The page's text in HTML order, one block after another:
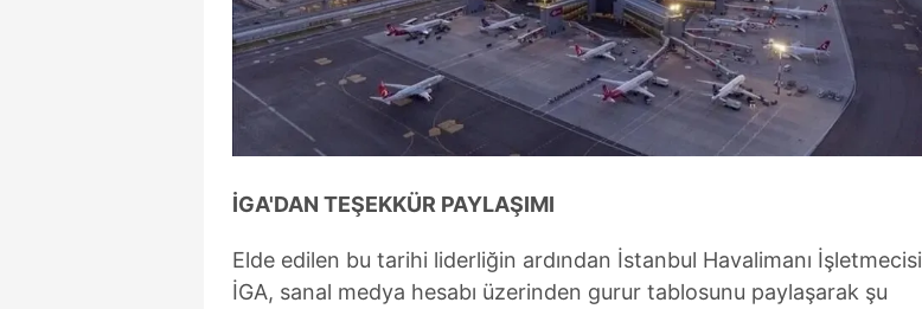
İGA'DAN TEŞEKKÜR PAYLAŞIMI
Elde edilen bu tarihi liderliğin ardından İstanbul Havalimanı İşletmecisi
İGA, sanal medya hesabı üzerinden gurur tablosunu paylaşarak şu